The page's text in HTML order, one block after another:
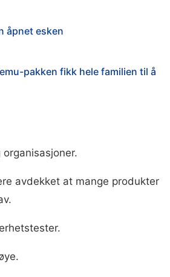
åpnet esken
pakken fikk hele familien til å
avdekket at mange produkter